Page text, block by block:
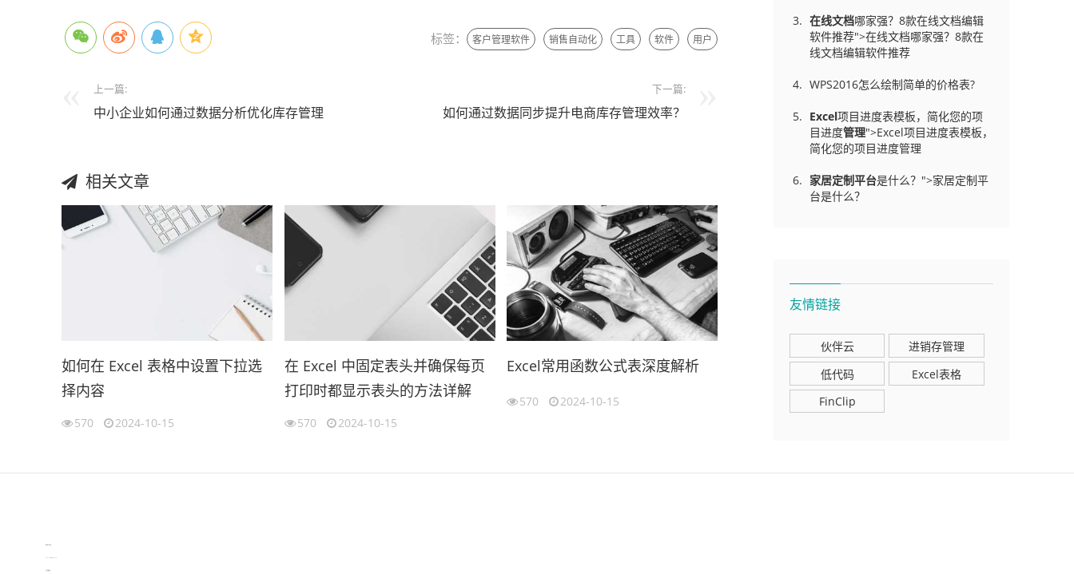
标签： 客户管理软件 销售自动化 工具 软件 用户
上一篇:
中小企业如何通过数据分析优化库存管理
下一篇:
如何通过数据同步提升电商库存管理效率？
相关文章
如何在 Excel 表格中设置下拉选
择内容
570 2024-10-15
在 Excel 中固定表头并确保每页
打印时都显示表头的方法详解
570 2024-10-15
Excel常用函数公式表深度解析
570 2024-10-15
在线文档哪家强？8款在线文档编辑
软件推荐">在线文档哪家强？8款在
线文档编辑软件推荐
WPS2016怎么绘制简单的价格表?
Excel项目进度表模板，简化您的项
目进度管理">Excel项目进度表模板，
简化您的项目进度管理
家居定制平台是什么？">家居定制平
台是什么？
友情链接
伙伴云
进销存管理
低代码
Excel表格
FinClip